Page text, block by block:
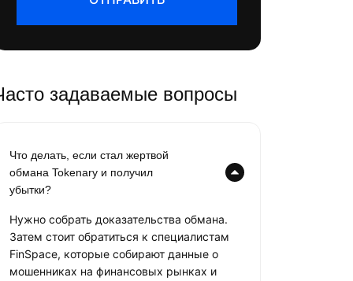
задаваемые вопросы
Что делать, если стал жертвой
обмана Tokenary и получил
убытки?
Нужно собрать доказательства обмана.
Затем стоит обратиться к специалистам
FinSpace, которые собирают данные о
мошенниках на финансовых рынках и